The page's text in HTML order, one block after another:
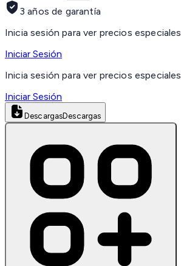
3 años de garantía
Inicia sesión para ver precios especiales
Iniciar Sesión
Inicia sesión para ver precios especiales
Iniciar Sesión
DescargasDescargas